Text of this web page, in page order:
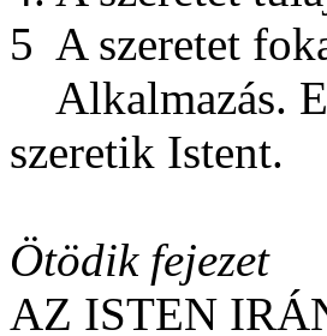
5 A szeretet
Alkalmazás.
szeretik Istent.
Ötödik fejezet
AZ ISTEN